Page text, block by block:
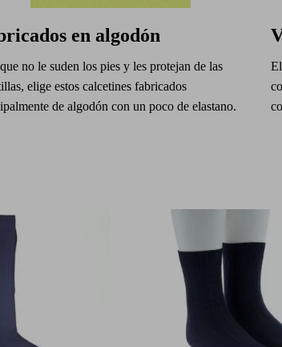
en algodón
no le suden los pies y les protejan de las
elige estos calcetines fabricados
de algodón con un poco de elastano.